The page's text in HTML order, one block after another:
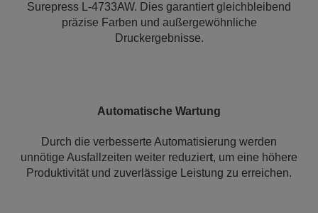
Surepress L-4733AW. Dies garantiert gleichbleibend
präzise Farben und außergewöhnliche
Druckergebnisse.
Automatische Wartung
Durch die verbesserte Automatisierung werden
unnötige Ausfallzeiten weiter reduziert, um eine höhere
Produktivität und zuverlässige Leistung zu erreichen.